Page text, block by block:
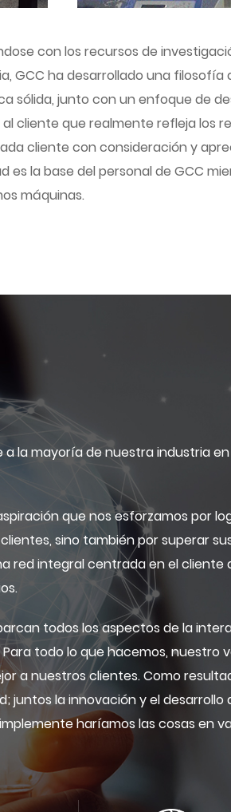
con los recursos de
GCC ha desarrollado una filosofía
sólida, junto con un enfoque de
cliente que realmente refleja los
cliente con consideración y
es la base del personal de GCC
máquinas.
la mayoría de nuestra industria
que nos esforzamos por
sino también por superar
red integral centrada en el cliente
todos los aspectos de la
todo lo que hacemos, nuestro
a nuestros clientes. Como
juntos la innovación y el desarrollo
haríamos las cosas en